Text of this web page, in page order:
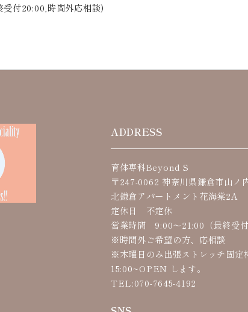
付20:00,時間外応相談)
ADDRESS
育体専科Beyond S
〒247-0062 神奈川県鎌倉市山ノ
北鎌倉アパートメント花海棠2A
定休日 不定休
営業時間 9:00〜21:00（最終受付
※時間外ご希望の方、応相談
※木曜日のみ出張ストレッチ固定
15:00~OPEN します。
TEL:070-7645-4192